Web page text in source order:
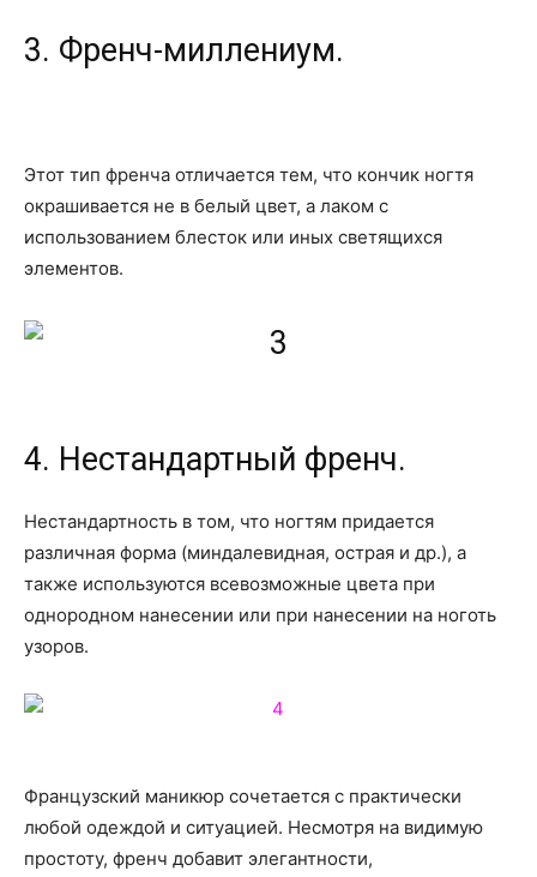
3. Френч-миллениум.
Этот тип френча отличается тем, что кончик ногтя
окрашивается не в белый цвет, а лаком с
использованием блесток или иных светящихся
элементов.
4. Нестандартный френч.
Нестандартность в том, что ногтям придается
различная форма (миндалевидная, острая и др.), а
также используются всевозможные цвета при
однородном нанесении или при нанесении на ноготь
узоров.
Французский маникюр сочетается с практически
любой одеждой и ситуацией. Несмотря на видимую
простоту, френч добавит элегантности,